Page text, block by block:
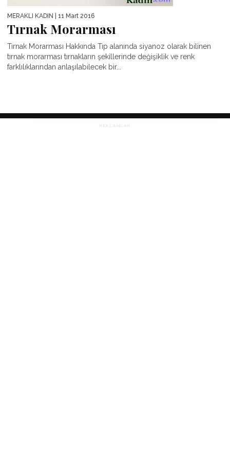
MERAKLI KADIN | 11 Mart 2016
Tırnak Morarması
Tırnak Morarması Hakkında Tıp alanında siyanoz olarak bilinen
tırnak morarması tırnakların şekillerinde değişiklik ve renk
farklılıklarından anlaşılabilecek bir...
REKLAMLAR